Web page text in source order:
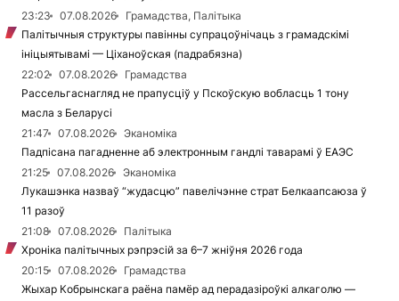
23:23
07.08.2026
Грамадства, Палітыка
Палітычныя структуры павінны супрацоўнічаць з грамадскімі
ініцыятывамі — Ціханоўская (падрабязна)
22:02
07.08.2026
Грамадства
Рассельгаснагляд не прапусціў у Пскоўскую вобласць 1 тону
масла з Беларусі
21:47
07.08.2026
Эканоміка
Падпісана пагадненне аб электронным гандлі таварамі ў ЕАЭС
21:25
07.08.2026
Эканоміка
Лукашэнка назваў “жудасцю” павелічэнне страт Белкаапсаюза ў
11 разоў
21:08
07.08.2026
Палітыка
Хроніка палітычных рэпрэсій за 6–7 жніўня 2026 года
20:15
07.08.2026
Грамадства
Жыхар Кобрынскага раёна памёр ад перадазіроўкі алкаголю —